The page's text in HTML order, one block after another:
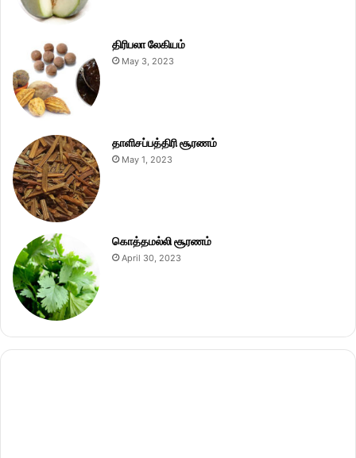
திரிபலா லேகியம்
May 3, 2023
தாளிசப்பத்திரி சூரணம்
May 1, 2023
கொத்தமல்லி சூரணம்
April 30, 2023